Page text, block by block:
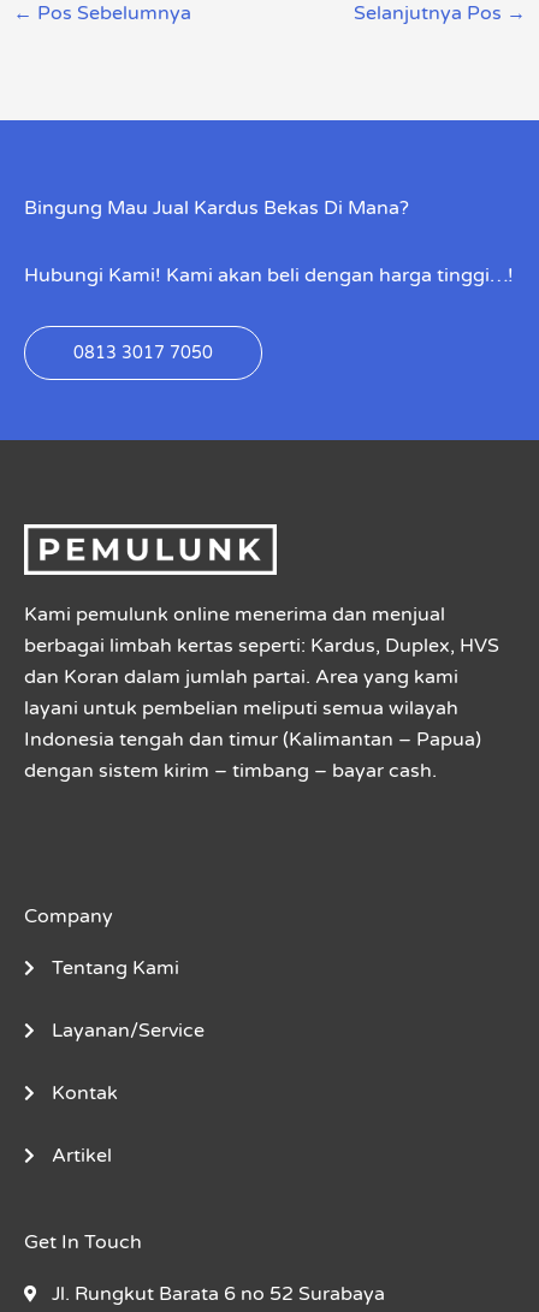
← Pos Sebelumnya Selanjutnya Pos →
Bingung Mau Jual Kardus Bekas Di Mana?
Hubungi Kami! Kami akan beli dengan harga tinggi…!
0813 3017 7050
Kami pemulunk online menerima dan menjual
berbagai limbah kertas seperti: Kardus, Duplex, HVS
dan Koran dalam jumlah partai. Area yang kami
layani untuk pembelian meliputi semua wilayah
Indonesia tengah dan timur (Kalimantan – Papua)
dengan sistem kirim – timbang – bayar cash.
Company
Tentang Kami
Layanan/Service
Kontak
Artikel
Get In Touch
Jl. Rungkut Barata 6 no 52 Surabaya